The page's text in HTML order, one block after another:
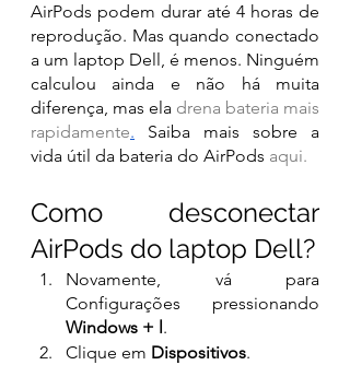
AirPods podem durar até 4 horas de
reprodução. Mas quando conectado
a um laptop Dell, é menos. Ninguém
calculou ainda e não há muita
diferença, mas ela drena bateria mais
rapidamente. Saiba mais sobre a
vida útil da bateria do AirPods aqui.
Como desconectar
AirPods do laptop Dell?
Novamente, vá para
Windows + l .
Clique em Dispositivos.